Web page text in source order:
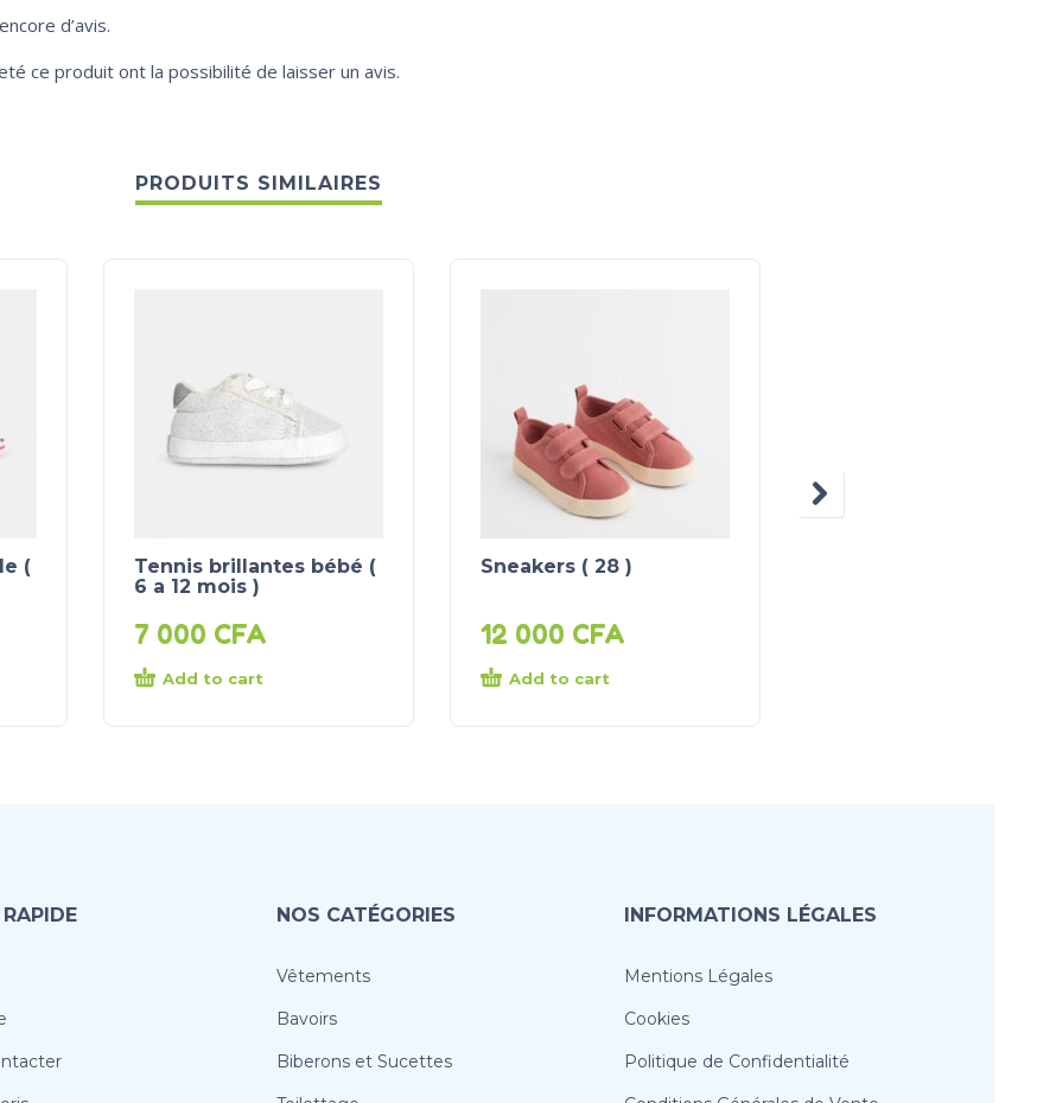
d’avis.
ce produit ont la possibilité de laisser un avis.
PRODUITS SIMILAIRES
(
Tennis brillantes bébé (
6 a 12 mois )
7 000 CFA
Add to cart
Sneakers ( 28 )
12 000 CFA
Add to cart
NOS CATÉGORIES
Vêtements
Bavoirs
Biberons et Sucettes
INFORMATIONS LÉGALES
Mentions Légales
Cookies
Politique de Confidentialité